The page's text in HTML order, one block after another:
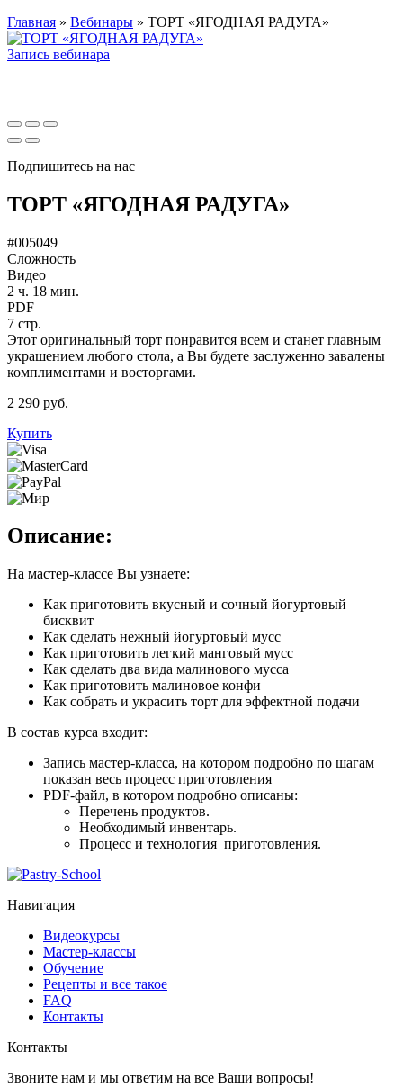
Главная » Вебинары » ТОРТ «ЯГОДНАЯ РАДУГА»
Запись вебинара
Подпишитесь на нас
ТОРТ «ЯГОДНАЯ РАДУГА»
#005049
Сложность
Видео
2 ч. 18 мин.
PDF
7 стр.
Этот оригинальный торт понравится всем и станет главным
украшением любого стола, а Вы будете заслуженно завалены
комплиментами и восторгами.
2 290 руб.
Купить
Описание:
На мастер-классе Вы узнаете:
Как приготовить вкусный и сочный йогуртовый
бисквит
Как сделать нежный йогуртовый мусс
Как приготовить легкий манговый мусс
Как сделать два вида малинового мусса
Как приготовить малиновое конфи
Как собрать и украсить торт для эффектной подачи
В состав курса входит:
Запись мастер-класса, на котором подробно по шагам
показан весь процесс приготовления
PDF-файл, в котором подробно описаны:
Перечень продуктов.
Необходимый инвентарь.
Процесс и технология приготовления.
Навигация
Видеокурсы
Мастер-классы
Обучение
Рецепты и все такое
FAQ
Контакты
Контакты
Звоните нам и мы ответим на все Ваши вопросы!